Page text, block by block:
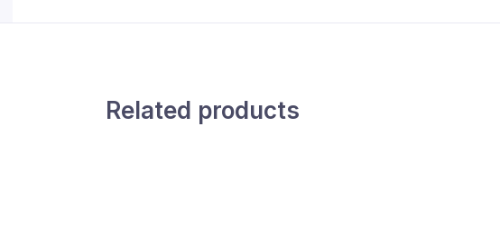
Related products